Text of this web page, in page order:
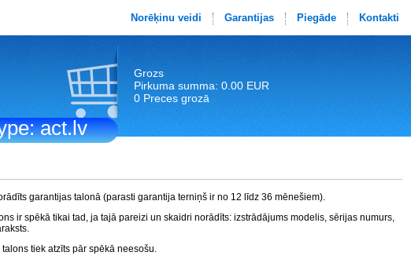
act.lv
Norēķinu veidi Garantijas Piegāde Kontakti
Grozs
Pirkuma summa: 0.00 EUR
0 Preces grozā
garantijas talonā (parasti garantija terniņš ir no 12 līdz 36 mēnešiem).
ir spēkā tikai tad, ja tajā pareizi un skaidri norādīts: izstrādājums modelis, sērijas numurs,
tiek atzīts pār spēkā neesošu.